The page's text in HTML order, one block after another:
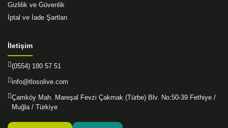
Gizlilik ve Güvenlik
İptal ve İade Şartları
İletişim
(0554) 180 57 51
info@tlosolive.com
Çamköy Mah. Mareşal Fevzi Çakmak (Türbe) Blv. No:50-39 Fethiye /
Muğla / Türkiye